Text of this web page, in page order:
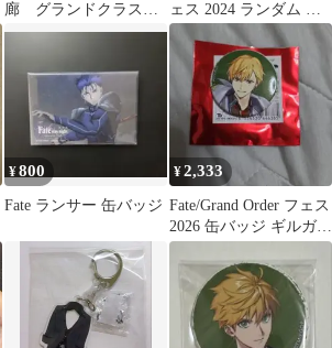
廊 グランドクラスア
イコンピンバッジ アヴ
ェス 2024 ランダム 色
紙 バーヴァンシー
¥800
Fate ランサー 缶バッジ
¥2,333
Fate/Grand Order フェス
2026 缶バッジ ギルガメ
ッシュ